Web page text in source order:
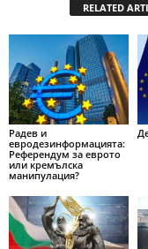
RELATED
Радев и
евродезинформацията:
Референдум за еврото
или кремълска
манипулация?